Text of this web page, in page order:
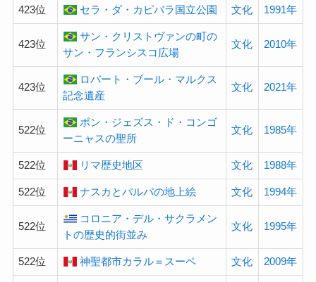
423位 セラ・ダ・カピバラ国立公園 文化 1991年
423位
サン・クリストヴァンの町の
サン・フランシスコ広場
文化 2010年
423位
ロバート・ブール・マルクス
記念遺産
文化 2021年
522位
ボン・ジェズス・ド・コンゴ
ーニャスの聖所
文化 1985年
522位 リマ歴史地区 文化 1988年
522位 ナスカとパルパの地上絵 文化 1994年
522位
コロニア・デル・サクラメン
トの歴史的街並み
文化 1995年
522位 神聖都市カラル＝スーペ 文化 2009年